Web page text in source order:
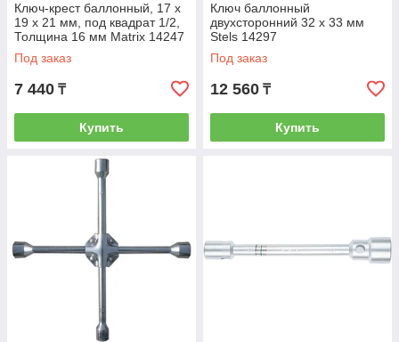
Ключ-крест баллонный, 17 х
19 х 21 мм, под квадрат 1/2,
Толщинa 16 мм Matrix 14247
Под заказ
7 440 ₸
Купить
Ключ баллонный
двухсторонний 32 х 33 мм
Stels 14297
Под заказ
12 560 ₸
Купить